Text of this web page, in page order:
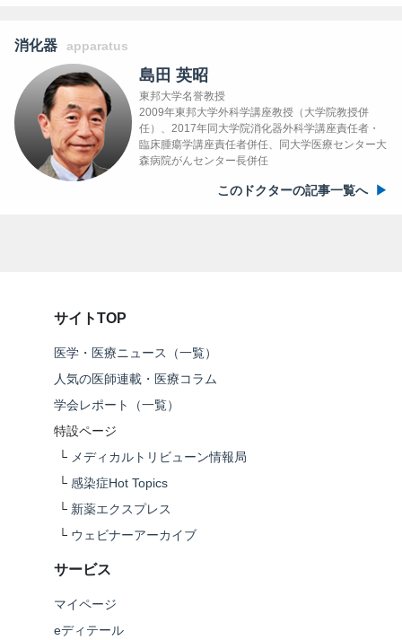
消化器 apparatus
島田 英昭
東邦大学名誉教授
2009年東邦大学外科学講座教授（大学院教授併
任）、2017年同大学院消化器外科学講座責任者・
臨床腫瘍学講座責任者併任、同大学医療センター大
森病院がんセンター長併任
このドクターの記事一覧へ
サイトTOP
医学・医療ニュース（一覧）
人気の医師連載・医療コラム
学会レポート（一覧）
特設ページ
└ メディカルトリビューン情報局
└ 感染症Hot Topics
└ 新薬エクスプレス
└ ウェビナーアーカイブ
サービス
マイページ
eディテール